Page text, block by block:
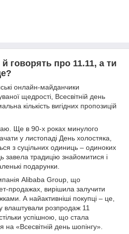
й говорять про 11.11, а ти
онлайн-майданчики
щедрості, Всесвітній день
кількість вигідних пропозицій
Ще в 90-х роках минулого
у листопаді День холостяка,
з суцільних одиниць – одиноких
традицію знайомитися і
подарунки.
Alibaba Group, що
продажах, вирішила залучити
А найактивніші покупці – це,
влаштували розпродаж 11
успішною, що стала
«Всесвітній день шопінгу».